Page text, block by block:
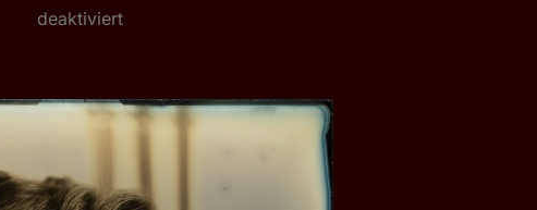
deaktiviert